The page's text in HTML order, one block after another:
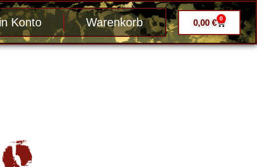
Konto Warenkorb 0,00 € 0